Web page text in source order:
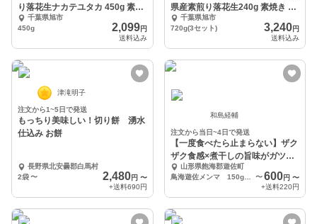
り落花生ナカテユタカ 450g 素焼
き ピーナッツ
千葉県旭市
450g
2,099円
送料込み
県産素煎り落花生240g 素焼き ピ
ーナッツ
千葉県旭市
720g(3セット)
3,240円
送料込み
津滝明子
注文から1~5日で発送
もっちり美味しい！切り餅 湧水
仕込み お餅
長野県北安曇郡白馬村
2袋〜 2,480円 〜
+送料690円
和島経輔
注文から当日~4日で発送
【一度食べたら止まらない】ザク
ザク食感×煮干しの旨味がガツ
ン！鳥海遊佐メンマ
山形県飽海郡遊佐町
鳥海遊佐メンマ 150g×1袋
〜600円 〜
+送料220円